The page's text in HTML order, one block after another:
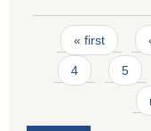
Pages
« first
4 5